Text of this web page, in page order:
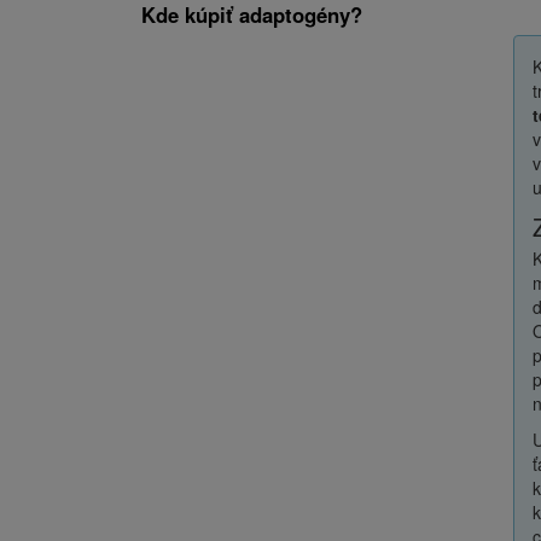
Kde kúpiť adaptogény?